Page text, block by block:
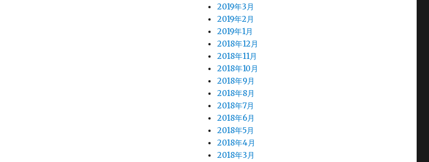
2019年3月
2019年2月
2019年1月
2018年12月
2018年11月
2018年10月
2018年9月
2018年8月
2018年7月
2018年6月
2018年5月
2018年4月
2018年3月